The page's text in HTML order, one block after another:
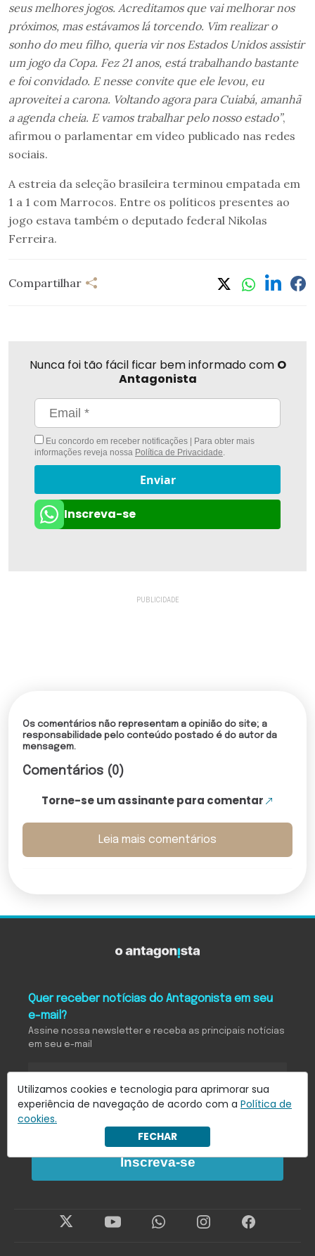
seus melhores jogos. Acreditamos que vai melhorar nos
próximos, mas estávamos lá torcendo. Vim realizar o
sonho do meu filho, queria vir nos Estados Unidos assistir
um jogo da Copa. Fez 21 anos, está trabalhando bastante
e foi convidado. E nesse convite que ele levou, eu
aproveitei a carona. Voltando agora para Cuiabá, amanhã
a agenda cheia. E vamos trabalhar pelo nosso estado”,
afirmou o parlamentar em vídeo publicado nas redes
sociais.
A estreia da seleção brasileira terminou empatada em
1 a 1 com Marrocos. Entre os políticos presentes ao
jogo estava também o deputado federal Nikolas
Ferreira.
Compartilhar
Nunca foi tão fácil ficar bem informado com O
Antagonista
Eu concordo em receber notificações | Para obter mais
informações reveja nossa Política de Privacidade.
Enviar
Inscreva-se
Os comentários não representam a opinião do site; a
responsabilidade pelo conteúdo postado é do autor da
mensagem.
Comentários (0)
Torne-se um assinante para comentar
Leia mais comentários
Utilizamos cookies e tecnologia para aprimorar sua
experiência de navegação de acordo com a Política de
cookies.
FECHAR
Quer receber notícias do Antagonista em seu
e-mail?
Assine nossa newsletter e receba as principais notícias
em seu e-mail
Eu concordo em receber notificações.
Saiba mais em Política de Privacidade
Inscreva-se